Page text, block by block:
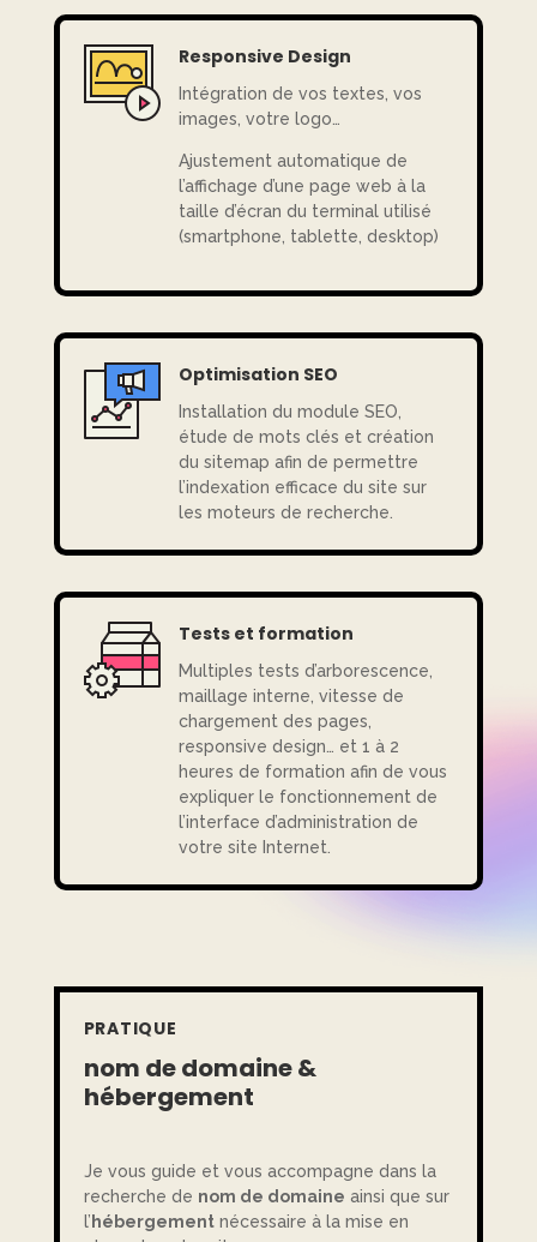
Responsive Design
Intégration de vos textes, vos
images, votre logo…
Ajustement automatique de
l’affichage d’une page web à la
taille d’écran du terminal utilisé
(smartphone, tablette, desktop)
Optimisation SEO
Installation du module SEO,
étude de mots clés et création
du sitemap afin de permettre
l’indexation efficace du site sur
les moteurs de recherche.
Tests et formation
Multiples tests d’arborescence,
maillage interne, vitesse de
chargement des pages,
responsive design… et 1 à 2
heures de formation afin de vous
expliquer le fonctionnement de
l’interface d’administration de
votre site Internet.
PRATIQUE
nom de domaine &
hébergement
Je vous guide et vous accompagne dans la
recherche de nom de domaine ainsi que sur
l’ hébergementnécessaire à la mise en